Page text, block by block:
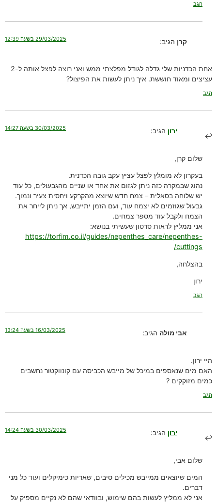
הגב
קרן הגיב: 29/03/2025 בשעה 12:39
אחת הכדניות שלי גדלה לגודל מפלצתי ממש ואני רוצה לפצל אותה ל-2
עציצים ומאוד חוששת. איך ניתן לעשות את הפיצול?
הגב
ירון הגיב: 30/03/2025 בשעה 14:27
שלום קרן,
בעקרון לא מומלץ לפצל עציץ עקב גובה הכדנית.
נהוג שבמקרה כזה ניתן לגזום את אחד או שניים מהגבעולים, כל עוד
יש שלוחה בסאלית – צמח חדש שיוצא מהקרקע ויחסית צעיר ונמוך.
גבעול שגוזמים לא יצמח עוד, ועם הזמן יתייבש, אך ניתן לייחר את
הצמח ולקבל עוד מספר צמחים.
אני ממליץ לראות סרטון שעשיתי בנושא:
https://torfim.co.il/guides/nepenthes_care/nepenthes-
cuttings/
בהצלחה,
ירון
הגב
אבי מולה הגיב: 16/03/2025 בשעה 13:24
היי ירון.
האם מים שנאספים במיכל של מייבש הכביסה עם קונווקטור נחשבים
כמים מזוקקים ?
הגב
ירון הגיב: 30/03/2025 בשעה 14:24
שלום אבי,
המים שיוצאים ממייבש מכילים סיבים, שאריות כימיקלים ועוד כל מני
דברים.
אני לא ממליץ לעשות בהם שימוש, ובוודאי שהם לא נקיים מספיק על